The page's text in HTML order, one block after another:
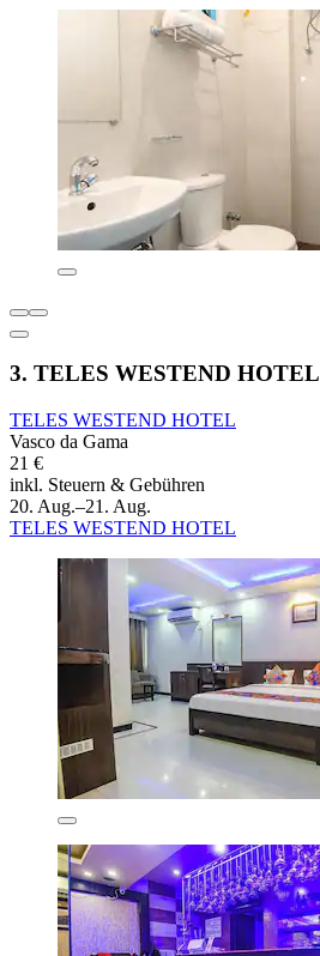
3. TELES WESTEND HOTEL
TELES WESTEND HOTEL
Vasco da Gama
21 €
inkl. Steuern & Gebühren
20. Aug.–21. Aug.
TELES WESTEND HOTEL